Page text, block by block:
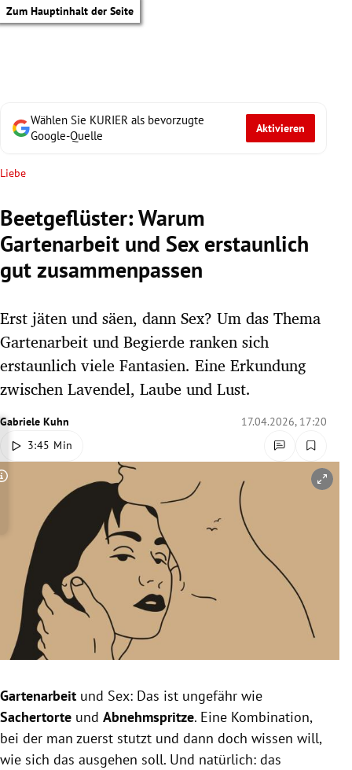
Zum Hauptinhalt der Seite
Untermenü
Untermenü
Untermenü
Untermenü
Untermenü
Untermenü
Untermenü
Untermenü
Wählen Sie KURIER als bevorzugte
Google-Quelle
Aktivieren
Liebe
Beetgeflüster: Warum
Gartenarbeit und Sex erstaunlich
gut zusammenpassen
Erst jäten und säen, dann Sex? Um das Thema
Gartenarbeit und Begierde ranken sich
erstaunlich viele Fantasien. Eine Erkundung
zwischen Lavendel, Laube und Lust.
Gabriele Kuhn
17.04.2026, 17:20
3:45 Min
Copyright-Hinweis öffnen/schließen
Gartenarbeit und Sex: Das ist ungefähr wie
Sachertorte und Abnehmspritze. Eine Kombination,
bei der man zuerst stutzt und dann doch wissen will,
wie sich das ausgehen soll. Und natürlich: das